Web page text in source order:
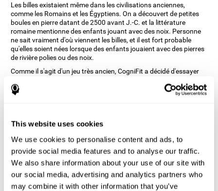
This website uses cookies
We use cookies to personalise content and ads, to
provide social media features and to analyse our traffic.
We also share information about your use of our site with
our social media, advertising and analytics partners who
may combine it with other information that you’ve
Les billes existaient même dans les civilisations anciennes,
comme les Romains et les Égyptiens. On a découvert de petites
boules en pierre datant de 2500 avant J.-C. et la littérature
romaine mentionne des enfants jouant avec des noix. Personne
ne sait vraiment d'où viennent les billes, et il est fort probable
qu'elles soient nées lorsque des enfants jouaient avec des pierres
de rivière polies ou des noix.
Comme il s'agit d'un jeu très ancien, CogniFit a décidé d'essayer
diverses compétences cognitives. C'est pourquoi Course de Billes
a été développé dans le but d'entraîner notre perception auditive,
Comment le jeu d'esprit "Course de
Billes" améliore-t-il mes capacités
cognitives ?
Le fait de jouer et de s'entraîner de manière répétée à des jeux
comme CogniFit Course de Billes stimule un modèle d'activation
neuronale spécifique qui aide les circuits neuronaux à se